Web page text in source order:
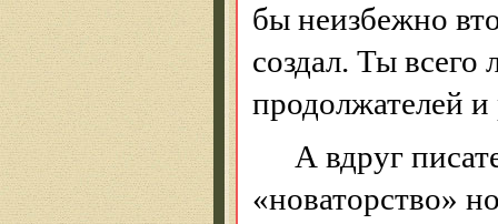
бы неизбежно
создал. Ты всего
продолжателей и
А вдруг
«новаторство»